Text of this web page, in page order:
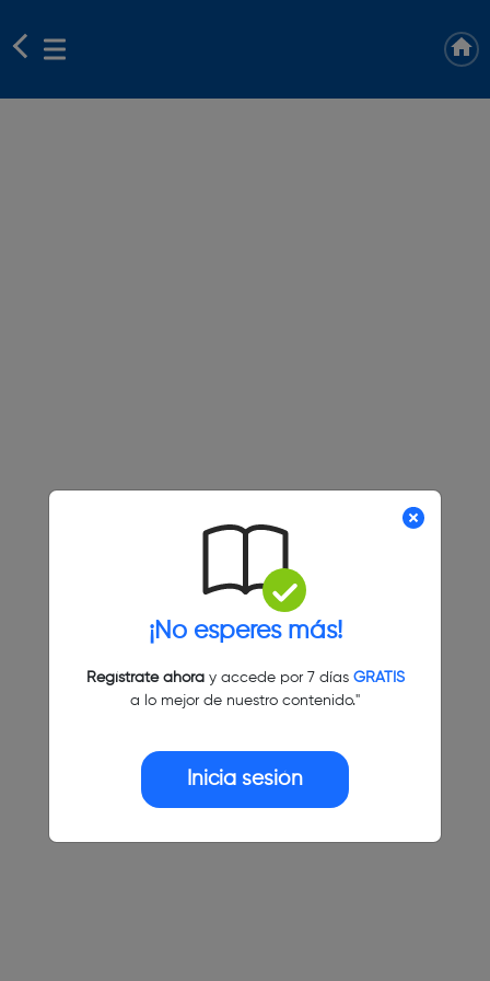
¡No esperes más!
Regístrate ahoray accede por 7 días GRATIS
a lo mejor de nuestro contenido."
Inicia sesión